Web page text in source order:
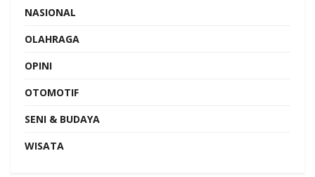
NASIONAL
OLAHRAGA
OPINI
OTOMOTIF
SENI & BUDAYA
WISATA